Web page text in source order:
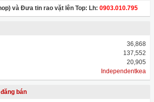
và Đưa tin rao vặt lên Top: Lh: 0903.010.795
36,868
137,552
20,905
Independentkea
bán